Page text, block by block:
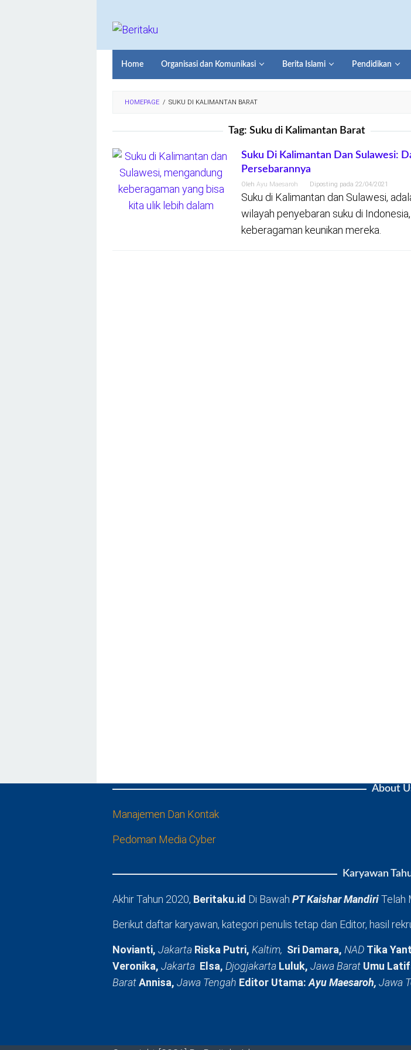
Home Organisasi dan Komunikasi Berita Islami Pendidikan
HOMEPAGE / SUKU DI KALIMANTAN BARAT
Tag: Suku di Kalimantan Barat
Suku Di Kalimantan Dan Sulawesi:
Persebarannya
Oleh Ayu Maesaroh Diposting pada 22/04/2021
Suku di Kalimantan dan Sulawesi,
wilayah penyebaran suku di
keberagaman keunikan mereka.
About
Manajemen Dan Kontak
Pedoman Media Cyber
Karyawan
Akhir Tahun 2020, Beritaku.id Di Bawah PT Kaishar MandiriTelah
Berikut daftar karyawan, kategori penulis tetap dan Editor, hasil
Novianti, Jakarta Riska Putri, Kaltim, Sri Damara, NAD Tika
Veronika, Jakarta Elsa, Djogjakarta Luluk, Jawa Barat Umu
BaratAnnisa, Jawa Tengah Editor Utama:Ayu Maesaroh, Jawa